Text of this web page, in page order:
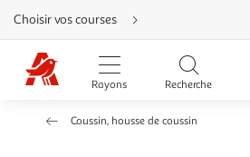
Aller
directement
au
contenu
Aller
directement
Aller
Choisir vos courses
Rayons Recherche
Coussin, housse de coussin